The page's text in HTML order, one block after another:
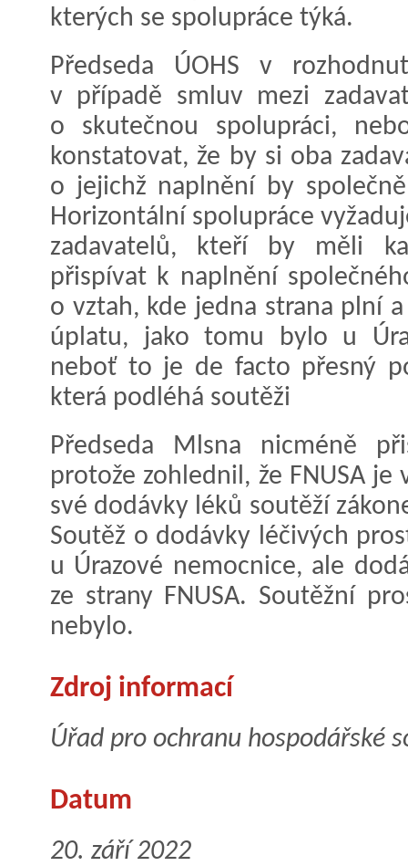
kterých se spolupráce týká.
Předseda ÚOHS v
v případě smluv mezi
o skutečnou spolupráci,
konstatovat, že by si oba
o jejichž naplnění by
Horizontální spolupráce
zadavatelů, kteří by měli
přispívat k naplnění
o vztah, kde jedna strana plní
úplatu, jako tomu bylo u
neboť to je de facto přesný
která podléhá soutěži
Předseda Mlsna nicméně
protože zohlednil, že FNUSA
své dodávky léků soutěží
Soutěž o dodávky léčivých
u Úrazové nemocnice, ale
ze strany FNUSA. Soutěžní
nebylo.
Zdroj informací
Úřad pro ochranu hospodářské
Datum
20. září 2022